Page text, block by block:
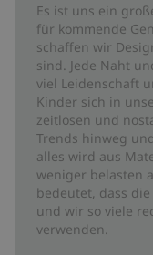
Es ist uns ein
für kommende
schaffen wir
sind. Jede Naht
viel Leidenschaft
Kinder sich in
zeitlosen und
Trends hinweg
alles wird aus
weniger belasten
bedeutet, dass
und wir so viele
verwenden.